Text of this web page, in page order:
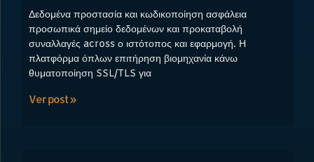
Δεδομένα προστασία και κωδικοποίηση ασφάλεια
προσωπικά σημείο δεδομένων και προκαταβολή
συναλλαγές across ο ιστότοπος και εφαρμογή. Η
πλατφόρμα όπλων επιτήρηση βιομηχανία κάνω
θυματοποίηση SSL/TLS για
Ver post »